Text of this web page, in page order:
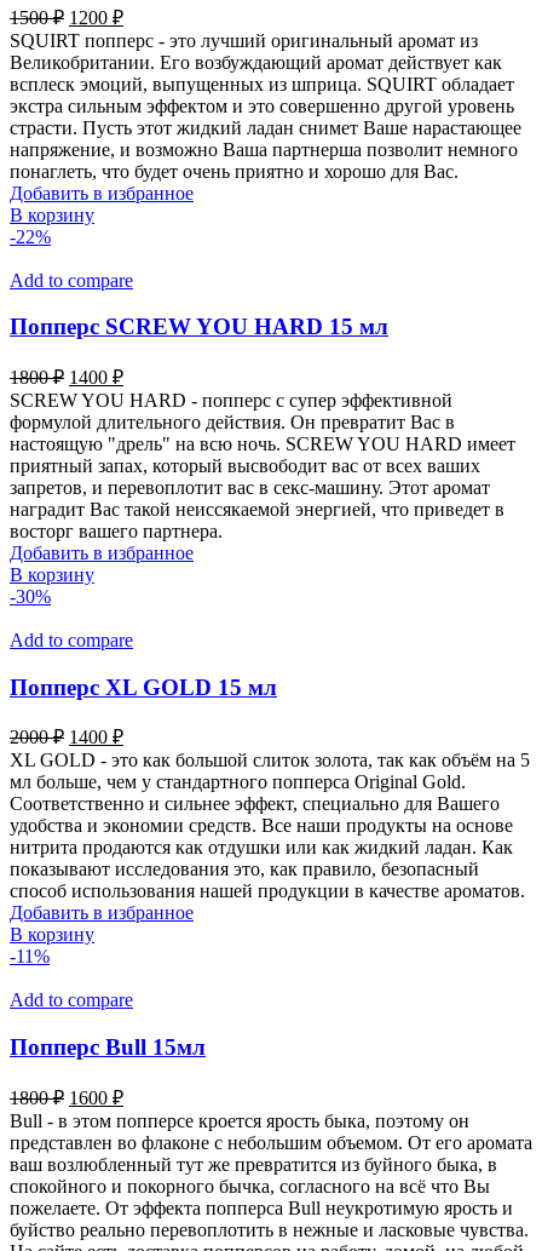
1500₽ Первоначальная
цена
составляла
1500 ₽.
1200 ₽Текущая
цена:
1200 ₽.
SQUIRT попперс - это лучший оригинальный аромат из
Великобритании. Его возбуждающий аромат действует как
всплеск эмоций, выпущенных из шприца. SQUIRT обладает
экстра сильным эффектом и это совершенно другой уровень
страсти. Пусть этот жидкий ладан снимет Ваше нарастающее
напряжение, и возможно Ваша партнерша позволит немного
понаглеть, что будет очень приятно и хорошо для Вас.
Добавить в избранное
В корзину
-22%
Add to compare
Попперс SCREW YOU HARD 15 мл
1800₽ Первоначальная
цена
составляла
1800 ₽.
1400 ₽Текущая
цена:
1400 ₽.
SCREW YOU HARD - попперс с супер эффективной
формулой длительного действия. Он превратит Вас в
настоящую "дрель" на всю ночь. SCREW YOU HARD имеет
приятный запах, который высвободит вас от всех ваших
запретов, и перевоплотит вас в секс-машину. Этот аромат
наградит Вас такой неиссякаемой энергией, что приведет в
восторг вашего партнера.
Добавить в избранное
В корзину
-30%
Add to compare
Попперс XL GOLD 15 мл
2000₽ Первоначальная
цена
составляла
2000 ₽.
1400 ₽Текущая
цена:
1400 ₽.
XL GOLD - это как большой слиток золота, так как объём на 5
мл больше, чем у стандартного попперса Original Gold.
Соответственно и сильнее эффект, специально для Вашего
удобства и экономии средств. Все наши продукты на основе
нитрита продаются как отдушки или как жидкий ладан. Как
показывают исследования это, как правило, безопасный
способ использования нашей продукции в качестве ароматов.
Добавить в избранное
В корзину
-11%
Add to compare
Попперс Bull 15мл
1800₽ Первоначальная
цена
составляла
1800 ₽.
1600 ₽Текущая
цена:
1600 ₽.
Bull - в этом попперсе кроется ярость быка, поэтому он
представлен во флаконе с небольшим объемом. От его аромата
ваш возлюбленный тут же превратится из буйного быка, в
спокойного и покорного бычка, согласного на всё что Вы
пожелаете. От эффекта попперса Bull неукротимую ярость и
буйство реально перевоплотить в нежные и ласковые чувства.